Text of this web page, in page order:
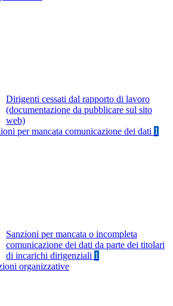
Dirigenti cessati dal rapporto di lavoro
(documentazione da pubblicare sul sito
web)
per mancata comunicazione dei dati 1
Sanzioni per mancata o incompleta
comunicazione dei dati da parte dei titolari
di incarichi dirigenziali 1
organizzative